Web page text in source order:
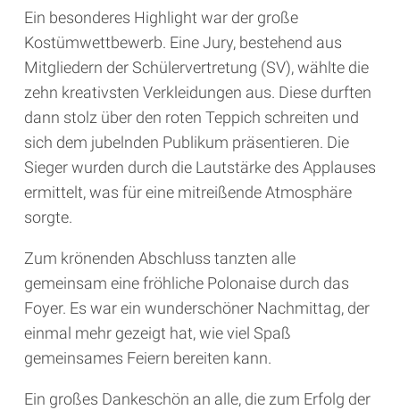
Ein besonderes Highlight war der große
Kostümwettbewerb. Eine Jury, bestehend aus
Mitgliedern der Schülervertretung (SV), wählte die
zehn kreativsten Verkleidungen aus. Diese durften
dann stolz über den roten Teppich schreiten und
sich dem jubelnden Publikum präsentieren. Die
Sieger wurden durch die Lautstärke des Applauses
ermittelt, was für eine mitreißende Atmosphäre
sorgte.
Zum krönenden Abschluss tanzten alle
gemeinsam eine fröhliche Polonaise durch das
Foyer. Es war ein wunderschöner Nachmittag, der
einmal mehr gezeigt hat, wie viel Spaß
gemeinsames Feiern bereiten kann.
Ein großes Dankeschön an alle, die zum Erfolg der